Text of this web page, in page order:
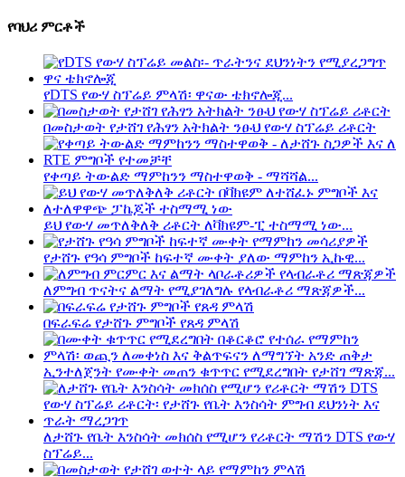
የባህሪ ምርቶች
የDTS የውሃ ስፕሬይ ምላሽ፡ ዋናው ቴክኖሎጂ...
በመስታወት የታሸገ የሕፃን አትክልት ንፁህ የውሃ ስፕሬይ ሪቶርት
የቀጣይ ትውልድ ማምከንን ማስተዋወቅ - ማሻሻል...
ይህ የውሃ መጥለቅለቅ ሪቶርት ለቫክዩም-ፒ ተስማሚ ነው...
የታሸጉ የዓሳ ምግቦች ከፍተኛ ሙቀት ያለው ማምከን ኢኩዊ...
ለምግብ ጥናትና ልማት የሚያገለግሉ የላብራቶሪ ማጽጃዎች...
በፍራፍሬ የታሸጉ ምግቦች የጸዳ ምላሽ
ኢንተለጀንት የሙቀት መጠን ቁጥጥር የሚደረግበት የታሸገ ማጽጃ...
ለታሸጉ የቤት እንስሳት መክሰስ የሚሆን የሪቶርት ማሽን DTS የውሃ
ስፕሬይ...